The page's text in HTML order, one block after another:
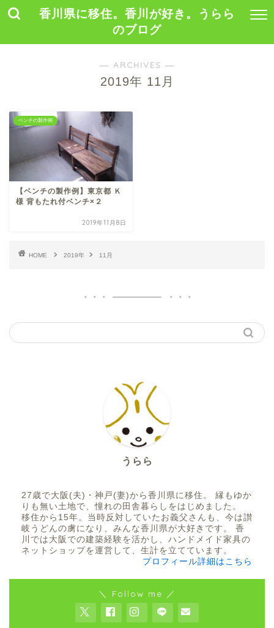
香川県に移住。香川が好き。うらら
のブログ
― ARCHIVES ―
2019年 11月
ベンチの製作例
【ベンチの製作例】東京都 Ｋ
様 背もたれ付ベンチ×２
2019年11月8日
HOME 2019年 11月
うらら
27歳で大阪(夫)・神戸(妻)から香川県に移住。 縁もゆか
りも無い土地で、憧れの田舎暮らしをはじめました。
移住から15年。当時反対していたお義父さんも、今は讃
岐うどんの虜になり、みんな香川県が大好きです。 香
川では大阪での建築経験を活かし、ハンドメイド家具の
ネットショップを運営して、生計を立てています。
プロフィール詳細はこちら
＼ Follow me ／